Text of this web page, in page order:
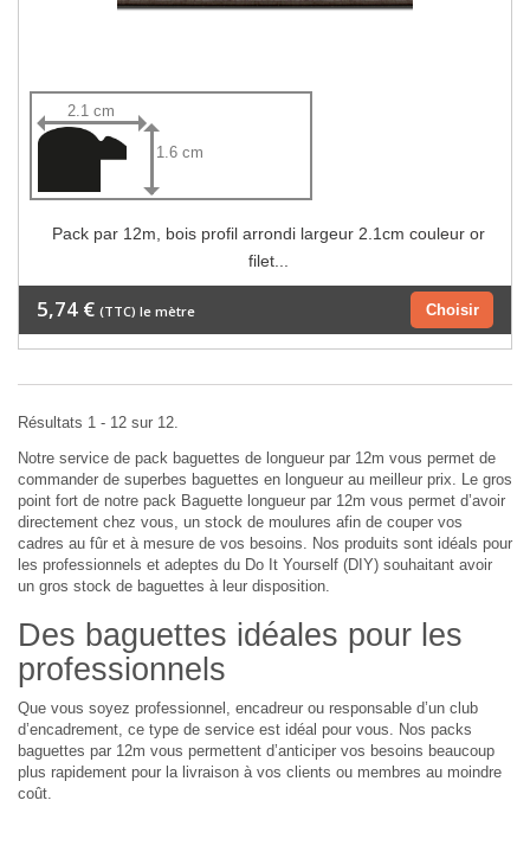
2.1 cm
1.6 cm
Pack par 12m, bois profil arrondi largeur 2.1cm couleur or
filet...
Choisir
5,74 € (TTC) le mètre
Résultats 1 - 12 sur 12.
Notre service de pack baguettes de longueur par 12m vous permet de
commander de superbes baguettes en longueur au meilleur prix. Le gros
point fort de notre pack Baguette longueur par 12m vous permet d’avoir
directement chez vous, un stock de moulures afin de couper vos
cadres au fûr et à mesure de vos besoins. Nos produits sont idéals pour
les professionnels et adeptes du Do It Yourself (DIY) souhaitant avoir
un gros stock de baguettes à leur disposition.
Des baguettes idéales pour les
professionnels
Que vous soyez professionnel, encadreur ou responsable d’un club
d’encadrement, ce type de service est idéal pour vous. Nos packs
baguettes par 12m vous permettent d’anticiper vos besoins beaucoup
plus rapidement pour la livraison à vos clients ou membres au moindre
coût.